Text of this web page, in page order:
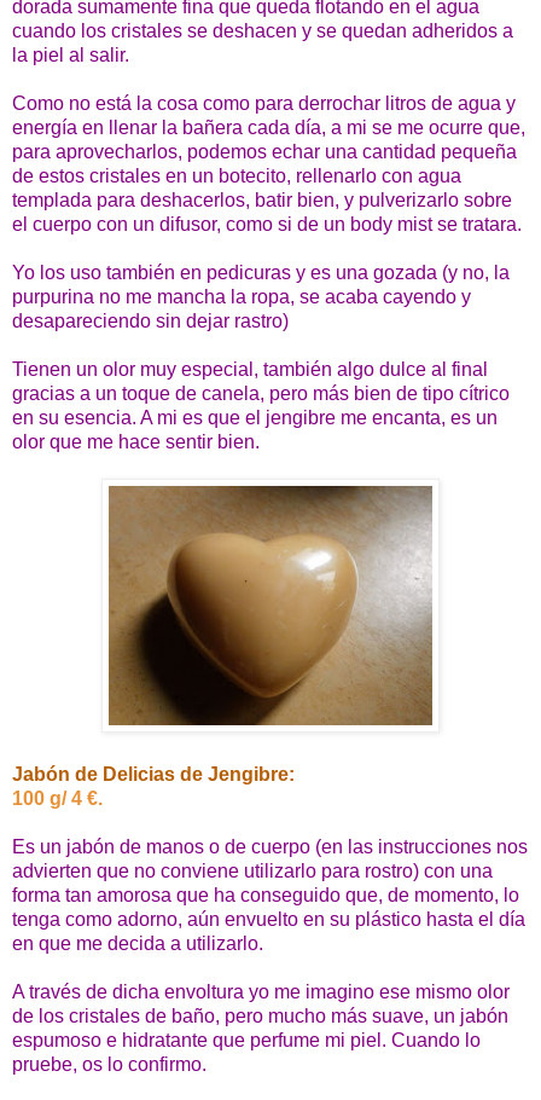
dorada sumamente fina que queda flotando en el agua
cuando los cristales se deshacen y se quedan adheridos a
la piel al salir.
Como no está la cosa como para derrochar litros de agua y
energía en llenar la bañera cada día, a mi se me ocurre que,
para aprovecharlos, podemos echar una cantidad pequeña
de estos cristales en un botecito, rellenarlo con agua
templada para deshacerlos, batir bien, y pulverizarlo sobre
el cuerpo con un difusor, como si de un body mist se tratara.
Yo los uso también en pedicuras y es una gozada (y no, la
purpurina no me mancha la ropa, se acaba cayendo y
desapareciendo sin dejar rastro)
Tienen un olor muy especial, también algo dulce al final
gracias a un toque de canela, pero más bien de tipo cítrico
en su esencia. A mi es que el jengibre me encanta, es un
olor que me hace sentir bien.
Jabón de Delicias de Jengibre:
100 g/ 4 €.
Es un jabón de manos o de cuerpo (en las instrucciones nos
advierten que no conviene utilizarlo para rostro) con una
forma tan amorosa que ha conseguido que, de momento, lo
tenga como adorno, aún envuelto en su plástico hasta el día
en que me decida a utilizarlo.
A través de dicha envoltura yo me imagino ese mismo olor
de los cristales de baño, pero mucho más suave, un jabón
espumoso e hidratante que perfume mi piel. Cuando lo
pruebe, os lo confirmo.